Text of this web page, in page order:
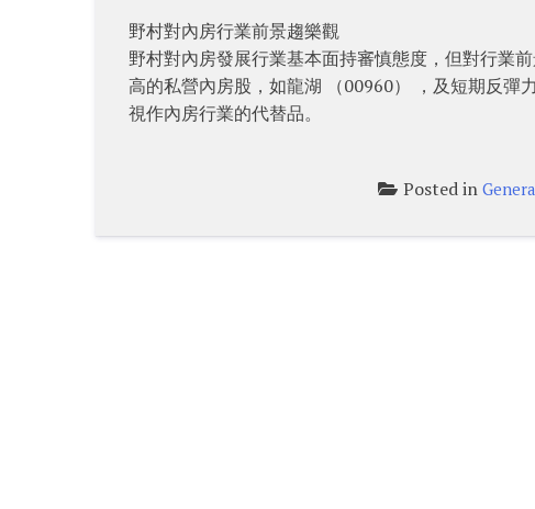
野村對內房行業前景趨樂觀
野村對內房發展行業基本面持審慎態度，但對行業
高的私營內房股，如龍湖 （00960） ，及短期反彈
視作內房行業的代替品。
Posted in